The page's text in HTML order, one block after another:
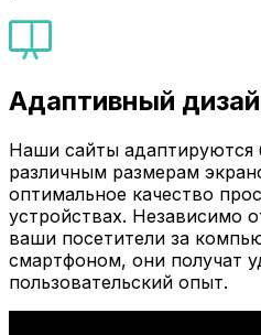
Адаптивный
Наши сайты адаптируются
различным размерам
оптимальное качество
устройствах. Независимо
ваши посетители за
смартфоном, они получат
пользовательский опыт.